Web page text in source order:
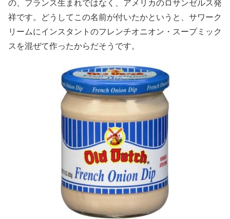
の、フランス生まれではなく、アメリカのロサンゼルス発
祥です。どうしてこの名前が付いたかというと、サワーク
リームにインスタントのフレンチオニオン・スープミック
スを混ぜて作ったからだそうです。